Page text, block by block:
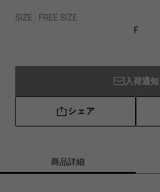
SIZE : FREE SIZE
F
入荷通知
シェア
商品詳細